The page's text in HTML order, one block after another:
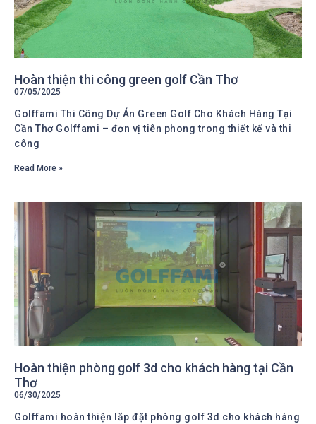
Hoàn thiện thi công green golf Cần Thơ
07/05/2025
Golffami Thi Công Dự Án Green Golf Cho Khách Hàng Tại
Cần Thơ Golffami – đơn vị tiên phong trong thiết kế và thi
công
Read More »
Hoàn thiện phòng golf 3d cho khách hàng tại Cần
Thơ
06/30/2025
Golffami hoàn thiện lắp đặt phòng golf 3d cho khách hàng